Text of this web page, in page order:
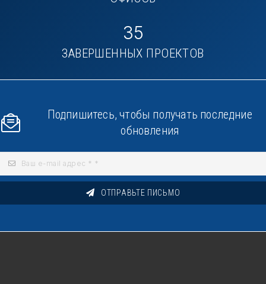
35
ЗАВЕРШЕННЫХ ПРОЕКТОВ
Подпишитесь, чтобы получать последние
обновления
ОТПРАВЬТЕ ПИСЬМО